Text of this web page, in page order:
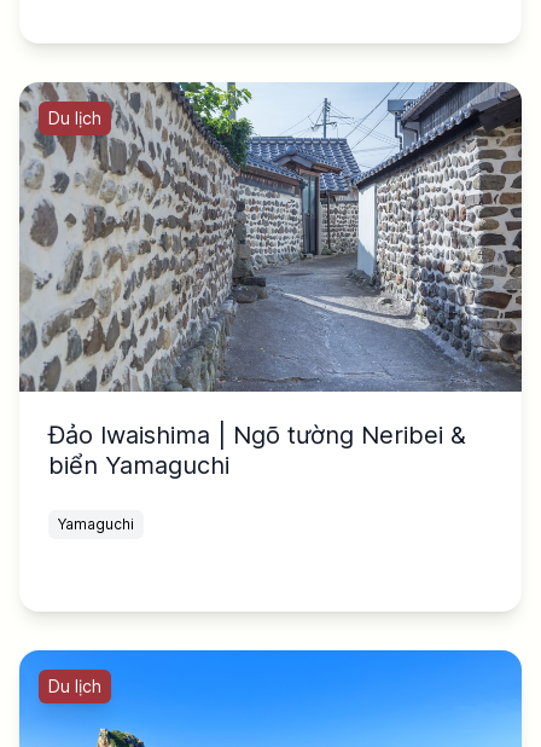
Du lịch
Đảo Iwaishima | Ngõ tường Neribei &
biển Yamaguchi
Yamaguchi
Du lịch